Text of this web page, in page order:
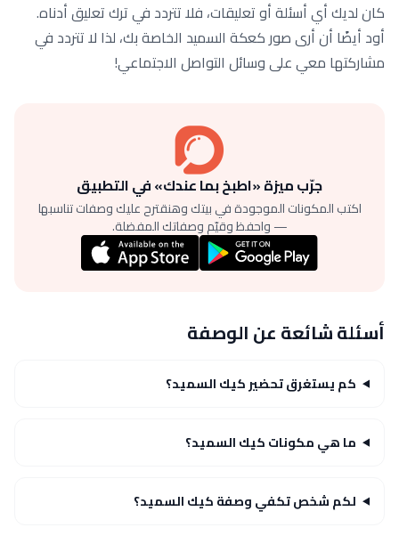
كان لديك أي أسئلة أو تعليقات، فلا تتردد في ترك تعليق أدناه.
أود أيضًا أن أرى صور كعكة السميد الخاصة بك، لذا لا تتردد في
مشاركتها معي على وسائل التواصل الاجتماعي!
جرّب ميزة «اطبخ بما عندك» في التطبيق
اكتب المكونات الموجودة في بيتك وهنقترح عليك وصفات تناسبها
— واحفظ وقيّم وصفاتك المفضلة.
أسئلة شائعة عن الوصفة
كم يستغرق تحضير كيك السميد؟
ما هي مكونات كيك السميد؟
لكم شخص تكفي وصفة كيك السميد؟